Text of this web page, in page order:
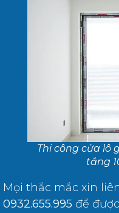
Thi công cửa lô
tầng
Mọi thắc mắc xin
0932.655.995 để